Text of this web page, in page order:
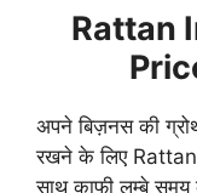
Rattan
अपने बिज़नस की
रखने के लिए
साथ काफी लम्बे